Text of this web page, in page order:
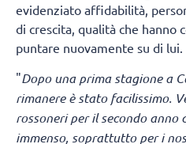
evidenziato affidabilità,
di crescita, qualità che hanno
puntare nuovamente su di lui.
"Dopo una prima stagione a
rimanere è stato facilissimo.
rossoneri per il secondo anno
immenso, soprattutto per i